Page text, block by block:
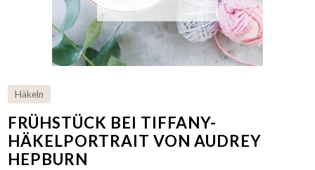
Häkeln
FRÜHSTÜCK BEI TIFFANY-
HÄKELPORTRAIT VON AUDREY
HEPBURN